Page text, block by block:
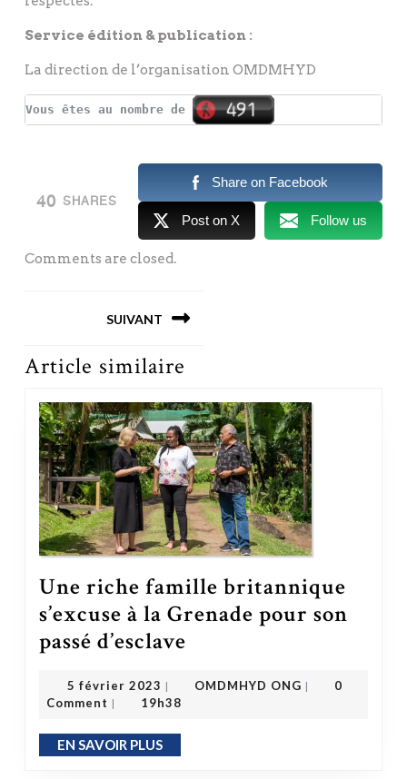
Service édition & publication :
La direction de l’organisation OMDMHYD
Vous êtes au nombre de
40 SHARES
Share on Facebook
Post on X Follow us
Comments are closed.
l’article
SUIVANT
Article similaire
Une riche famille britannique
s’excuse à la Grenade pour son
passé d’esclave
5 février 2023 | OMDMHYD ONG |
0
Comment | 19h38
EN SAVOIR PLUSEN SAVOIR PLUS